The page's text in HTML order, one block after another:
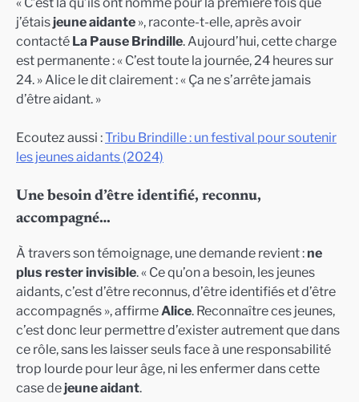
j’étaisjeune aidante », raconte-t-elle, après avoir
contacté La Pause Brindille. Aujourd’hui, cette charge
est permanente : « C’est toute la journée, 24 heures sur
24. » Alice le dit clairement : « Ça ne s’arrête jamais
d’être aidant. »
Ecoutez aussi :Tribu Brindille : un festival pour soutenir
les jeunes aidants (2024)
Une besoin d’être identifié, reconnu,
accompagné…
À travers son témoignage, une demande revient : ne
plus rester invisible. « Ce qu’on a besoin, les jeunes
aidants, c’est d’être reconnus, d’être identifiés et d’être
accompagnés », affirme Alice. Reconnaître ces jeunes,
c’est donc leur permettre d’exister autrement que dans
ce rôle, sans les laisser seuls face à une responsabilité
trop lourde pour leur âge, ni les enfermer dans cette
case dejeune aidant.